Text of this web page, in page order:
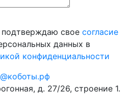
свое согласие
данных в
конфиденциальности
д. 27/26, строение 1.